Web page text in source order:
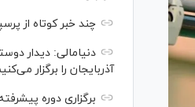
چند خبر کوتاه از
دنیامالی: دیدار
آذربایجان را برگزار
برگزاری دوره